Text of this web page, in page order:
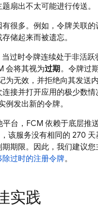
扇出不太可能进行传送。
很多。例如，令牌关联的
储起来而被遗忘。
过时令牌连续处于非活跃
会将其视为过期。令牌过
为无效，并拒绝向其发送
接并打开应用的极少数情
例发出新的令牌。
平台，FCM 依赖于底层推
，该服务没有相同的 270
期限。因此，我们建议您
过时的注册令牌。
实践